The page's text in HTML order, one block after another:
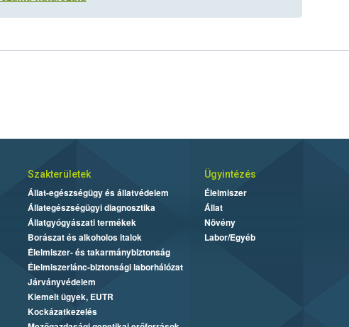
Szakterületek
Állat-egészségügy és állatvédelem
Állategészségügyi diagnosztika
Állatgyógyászati termékek
Borászat és alkoholos italok
Élelmiszer- és takarmánybiztonság
Élelmiszerlánc-biztonsági laborhálózat
Járványvédelem
Kiemelt ügyek, EUTR
Kockázatkezelés
Ügyintézés
Élelmiszer
Állat
Növény
Labor/Egyéb